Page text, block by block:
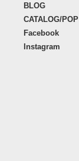
BLOG
CATALOG/POP
Facebook
Instagram